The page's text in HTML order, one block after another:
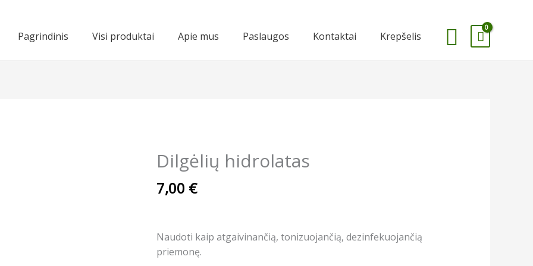
Pagrindinis Visi produktai Apie mus Paslaugos Kontaktai Krepšelis Paieška
Dilgėlių hidrolatas
7,00 €
Naudoti kaip atgaivinančią, tonizuojančią, dezinfekuojančią
priemonę.